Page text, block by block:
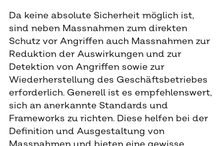
Da keine absolute Sicherheit möglich ist,
sind neben Massnahmen zum direkten
Schutz vor Angriffen auch Massnahmen zur
Reduktion der Auswirkungen und zur
Detektion von Angriffen sowie zur
Wiederherstellung des Geschäftsbetriebes
erforderlich. Generell ist es empfehlenswert,
sich an anerkannte Standards und
Frameworks zu richten. Diese helfen bei der
Definition und Ausgestaltung von